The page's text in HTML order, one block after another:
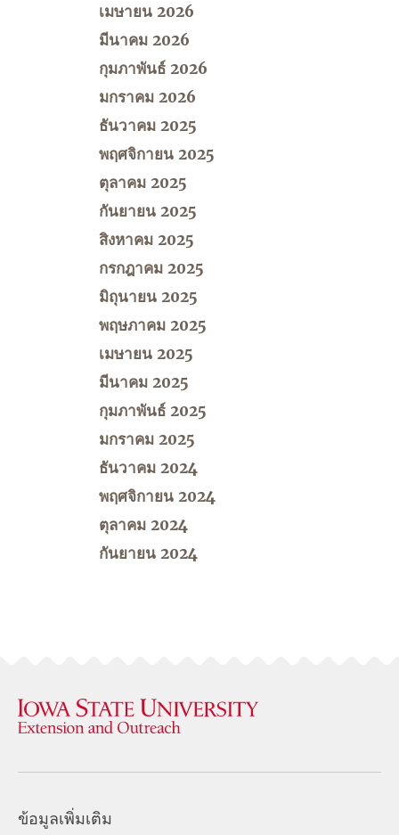
เมษายน 2026
มีนาคม 2026
กุมภาพันธ์ 2026
มกราคม 2026
ธันวาคม 2025
พฤศจิกายน 2025
ตุลาคม 2025
กันยายน 2025
สิงหาคม 2025
กรกฎาคม 2025
มิถุนายน 2025
พฤษภาคม 2025
เมษายน 2025
มีนาคม 2025
กุมภาพันธ์ 2025
มกราคม 2025
ธันวาคม 2024
พฤศจิกายน 2024
ตุลาคม 2024
กันยายน 2024
ข้อมูลเพิ่มเติม